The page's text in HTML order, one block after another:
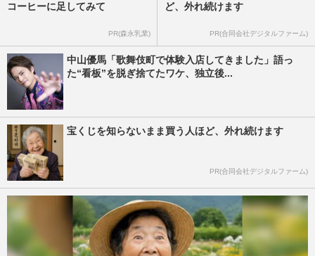
コーヒーに足してみて
PR(森永乳業)
ど、外れ続けます
PR(合同会社デジタルファーム)
中山優馬「歌舞伎町で体験入店してきました」語っ
た“看板”を脱ぎ捨てたワケ、独立後...
宝くじを知らないまま買う人ほど、外れ続けます
PR(合同会社デジタルファーム)